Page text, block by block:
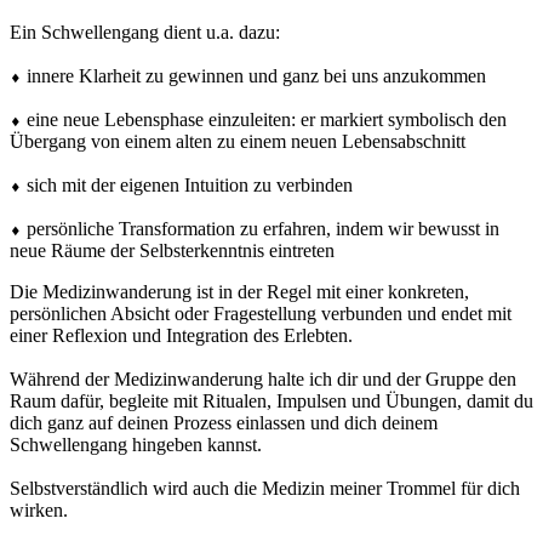
Ein Schwellengang dient u.a. dazu:
⬧ innere Klarheit zu gewinnen und ganz bei uns anzukommen
⬧ eine neue Lebensphase einzuleiten: er markiert symbolisch den
Übergang von einem alten zu einem neuen Lebensabschnitt
⬧ sich mit der eigenen Intuition zu verbinden
⬧ persönliche Transformation zu erfahren, indem wir bewusst in
neue Räume der Selbsterkenntnis eintreten
Die Medizinwanderung ist in der Regel mit einer konkreten,
persönlichen Absicht oder Fragestellung verbunden und endet mit
einer Reflexion und Integration des Erlebten.
Während der Medizinwanderung halte ich dir und der Gruppe den
Raum dafür, begleite mit Ritualen, Impulsen und Übungen, damit du
dich ganz auf deinen Prozess einlassen und dich deinem
Schwellengang hingeben kannst.
Selbstverständlich wird auch die Medizin meiner Trommel für dich
wirken.